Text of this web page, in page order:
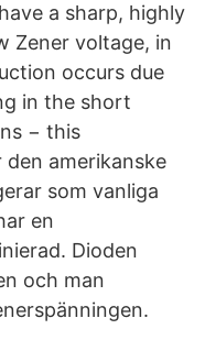
a sharp, highly
Zener voltage, in
occurs due
in the short
− this
amerikanske
som vanliga
en
Dioden
och man